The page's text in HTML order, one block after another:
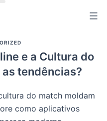
e a Cultura do
tendências?
do match moldam
como aplicativos